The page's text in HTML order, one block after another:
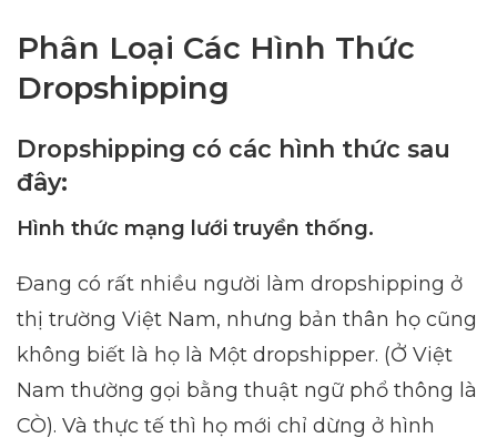
Phân Loại Các Hình Thức
Dropshipping
Dropshipping có các hình thức sau
đây:
Hình thức mạng lưới truyền thống.
Đang có rất nhiều người làm dropshipping ở
thị trường Việt Nam, nhưng bản thân họ cũng
không biết là họ là Một dropshipper. (Ở Việt
Nam thường gọi bằng thuật ngữ phổ thông là
CÒ). Và thực tế thì họ mới chỉ dừng ở hình